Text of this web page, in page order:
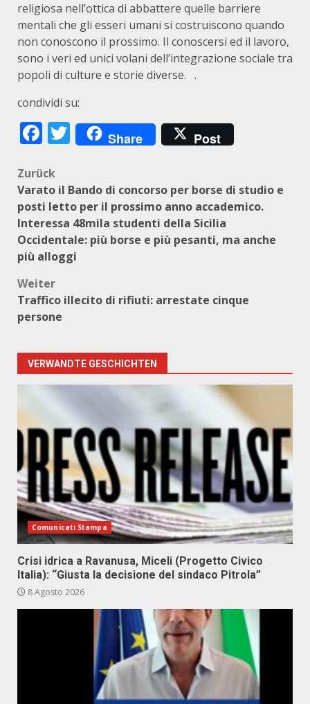
religiosa nell’ottica di abbattere quelle barriere
mentali che gli esseri umani si costruiscono quando
non conoscono il prossimo. Il conoscersi ed il lavoro,
sono i veri ed unici volani dell’integrazione sociale tra
popoli di culture e storie diverse. .
condividi su:
Facebook
Twitter
Share Post
Beitragsnavigation
Zurück
Varato il Bando di concorso per borse di studio e
posti letto per il prossimo anno accademico.
Interessa 48mila studenti della Sicilia
Occidentale: più borse e più pesanti, ma anche
più alloggi
Weiter
Traffico illecito di rifiuti: arrestate cinque
persone
VERWANDTE GESCHICHTEN
Comunicati Stampa
Crisi idrica a Ravanusa, Miceli (Progetto Civico
Italia): “Giusta la decisione del sindaco Pitrola”
8 Agosto 2026